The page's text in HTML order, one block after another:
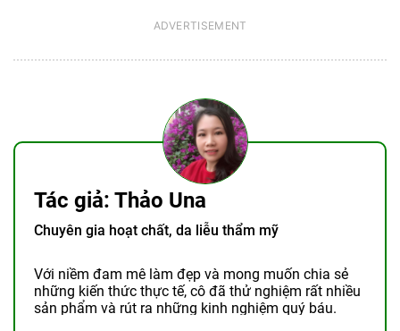
Tác giả: Thảo Una
Chuyên gia hoạt chất, da liễu thẩm mỹ
Với niềm đam mê làm đẹp và mong muốn chia sẻ
những kiến thức thực tế, cô đã thử nghiệm rất nhiều
sản phẩm và rút ra những kinh nghiệm quý báu.